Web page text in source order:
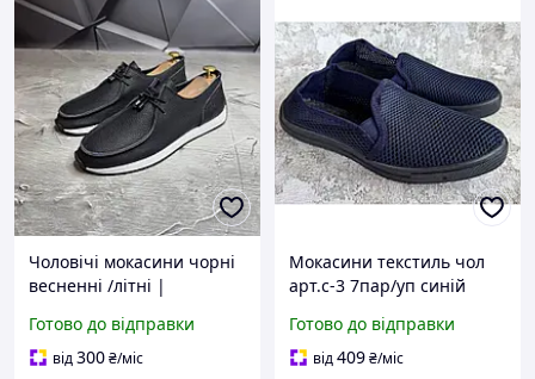
Чоловічі мокасини чорні
весненні /літні |
весна/літо | Стильні та
зручні чоловічі мокасини
Готово до відправки
від300₴/міс
Мокасини текстиль чол
арт.с-3 7пар/уп синій
Готово до відправки
від409₴/міс